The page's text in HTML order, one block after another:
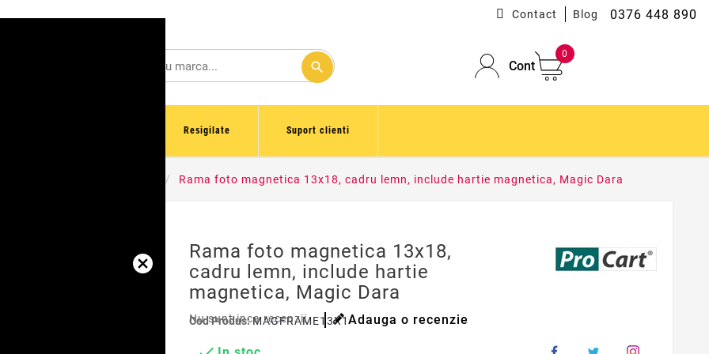
0376 448 890
Contact Blog
search Cont
0
Resigilate Suport clienti
Rama foto magnetica 13x18, cadru lemn, include hartie magnetica, Magic Dara
Rama foto magnetica 13x18,
cadru lemn, include hartie
magnetica, Magic Dara
Cod Produs:MAGFRAME13X18
Nu sunt inca recenzii Adauga o recenzie